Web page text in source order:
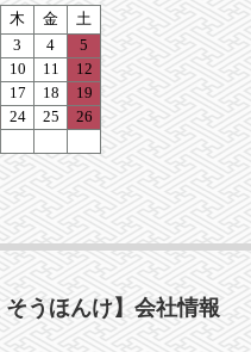
うほんけ】会社情報